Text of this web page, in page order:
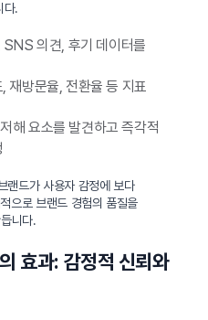
다.
의견, 후기 데이터를
재방문율, 전환율 등 지표
해 요소를 발견하고 즉각적
랜드가 사용자 감정에 보다
으로 브랜드 경험의 품질을
니다.
효과: 감정적 신뢰와